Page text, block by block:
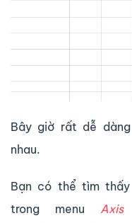
Bây giờ rất dễ
nhau.
Bạn có thể tìm
trong menu Axis.